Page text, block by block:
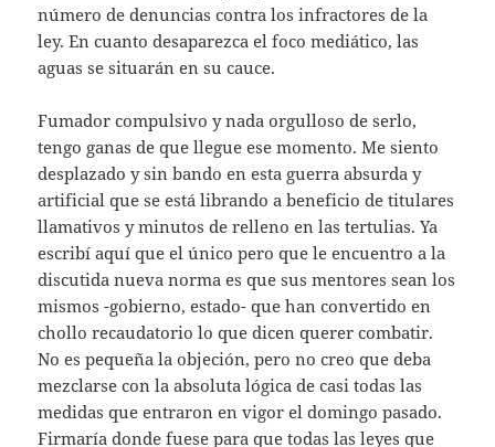
número de denuncias contra los infractores de la
ley. En cuanto desaparezca el foco mediático, las
aguas se situarán en su cauce.
Fumador compulsivo y nada orgulloso de serlo,
tengo ganas de que llegue ese momento. Me siento
desplazado y sin bando en esta guerra absurda y
artificial que se está librando a beneficio de titulares
llamativos y minutos de relleno en las tertulias. Ya
escribí aquí que el único pero que le encuentro a la
discutida nueva norma es que sus mentores sean los
mismos -gobierno, estado- que han convertido en
chollo recaudatorio lo que dicen querer combatir.
No es pequeña la objeción, pero no creo que deba
mezclarse con la absoluta lógica de casi todas las
medidas que entraron en vigor el domingo pasado.
Firmaría donde fuese para que todas las leyes que